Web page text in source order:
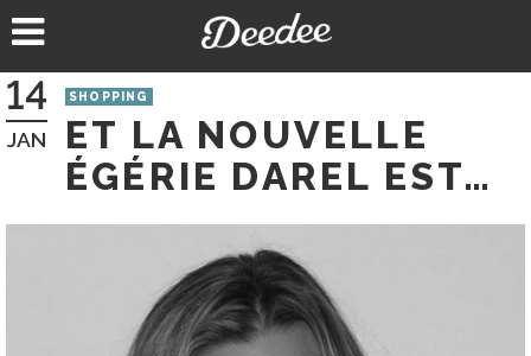
au
14
JAN
SHOPPING
ET LA NOUVELLE
ÉGÉRIE DAREL EST…